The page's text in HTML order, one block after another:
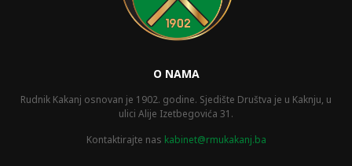
O NAMA
Rudnik Kakanj osnovan je 1902. godine. Sjedište Društva je u Kaknju, u
ulici Alije Izetbegovića 31.
Kontaktirajte nas kabinet@rmukakanj.ba